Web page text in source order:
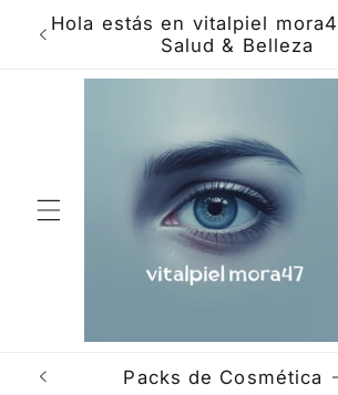
Skip to
content
Hola estás en vitalpiel
Salud & Belleza
Packs de Cosmética